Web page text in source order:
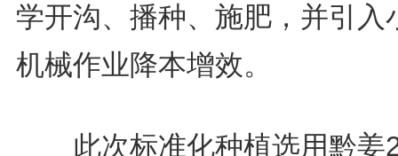
学开沟、播种、施肥，并引入
机械作业降本增效。
此次标准化种植选用黔姜